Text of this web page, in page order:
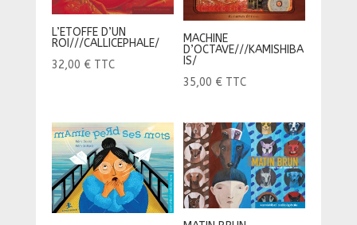
L’ETOFFE D’UN
ROI///CALLICEPHALE/
32,00 € TTC
MACHINE
D’OCTAVE///KAMISHIBA
IS/
35,00 € TTC